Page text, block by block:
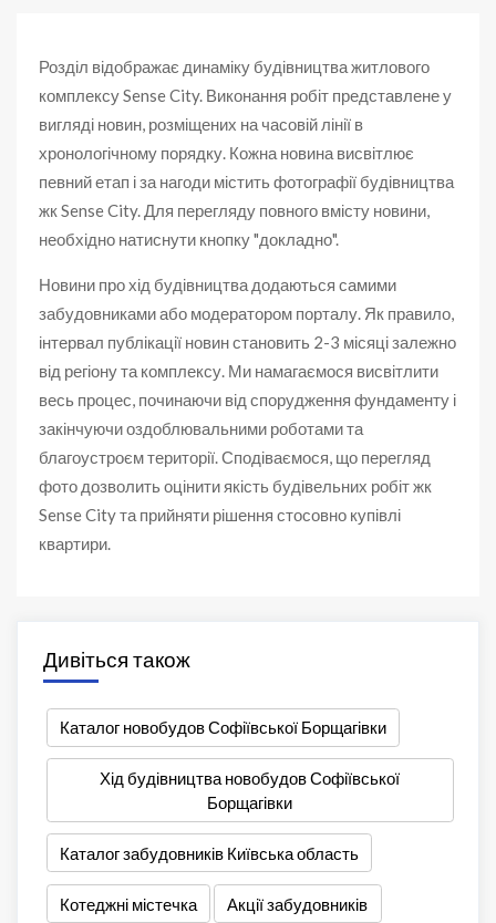
Розділ відображає динаміку будівництва житлового
комплексу Sense City. Виконання робіт представлене у
вигляді новин, розміщених на часовій лінії в
хронологічному порядку. Кожна новина висвітлює
певний етап і за нагоди містить фотографії будівництва
жк Sense City. Для перегляду повного вмісту новини,
необхідно натиснути кнопку "докладно".
Новини про хід будівництва додаються самими
забудовниками або модератором порталу. Як правило,
інтервал публікації новин становить 2-3 місяці залежно
від регіону та комплексу. Ми намагаємося висвітлити
весь процес, починаючи від спорудження фундаменту і
закінчуючи оздоблювальними роботами та
благоустроєм території. Сподіваємося, що перегляд
фото дозволить оцінити якість будівельних робіт жк
Sense City та прийняти рішення стосовно купівлі
квартири.
Дивіться також
Каталог новобудов Софіївської Борщагівки
Хід будівництва новобудов Софіївської
Борщагівки
Каталог забудовників Київська область
Котеджні містечка Акції забудовників